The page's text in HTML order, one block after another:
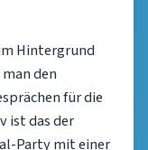
Hintergrund
den
für die
ist das der
Party mit einer